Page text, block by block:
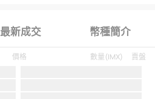
最新成交 幣種簡介
價格 賣盤
數量(IMX)